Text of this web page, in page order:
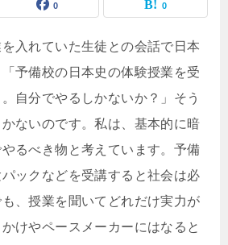
0 0
入れていた生徒との会話で日本
予備校の日本史の体験授業を受
自分でやるしかないか？」そう
ないのです。私は、基本的に暗
るべき物と考えています。予備
ックなどを受講すると社会は必
、授業を聞いてどれだけ実力が
けやペースメーカーにはなると